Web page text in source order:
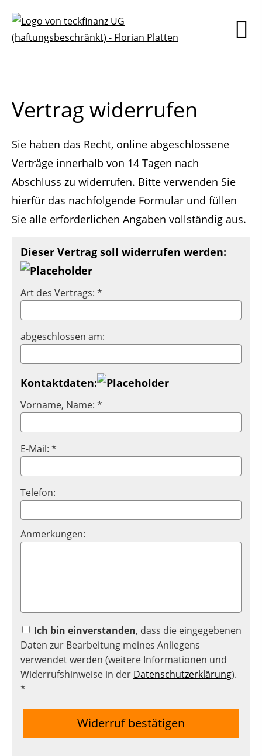
Vertrag widerrufen
Sie haben das Recht, online abgeschlossene
Verträge innerhalb von 14 Tagen nach
Abschluss zu widerrufen. Bitte verwenden Sie
hierfür das nachfolgende Formular und füllen
Sie alle erforderlichen Angaben vollständig aus.
Dieser Vertrag soll widerrufen werden:
Art des Vertrags: *
abgeschlossen am:
Kontaktdaten:
Vorname, Name: *
E-Mail: *
Telefon:
Anmerkungen:
Ich bin einverstanden, dass die eingegebenen
Daten zur Bearbeitung meines Anliegens
verwendet werden (weitere Informationen und
Widerrufshinweise in der Datenschutzerklärung).
*
Widerruf bestätigen